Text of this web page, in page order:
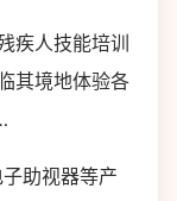
人技能培训
其境地体验各
助视器等产